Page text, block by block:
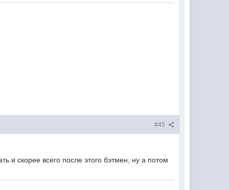
#45
и скорее всего после этого бэтмен, ну а потом